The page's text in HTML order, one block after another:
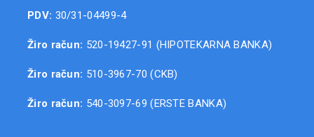
PDV: 30/31-04499-4
Žiro račun: 520-19427-91 (HIPOTEKARNA BANKA)
Žiro račun: 510-3967-70 (CKB)
Žiro račun: 540-3097-69 (ERSTE BANKA)